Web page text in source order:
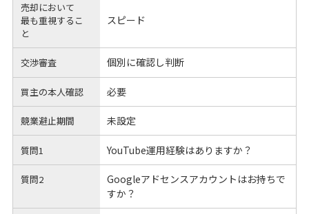
売却において
最も重視するこ
と
スピード
交渉審査 個別に確認し判断
買主の本人確認 必要
競業避止期間 未設定
質問1 YouTube運用経験はありますか？
質問2
Googleアドセンスアカウントはお持ちで
すか？